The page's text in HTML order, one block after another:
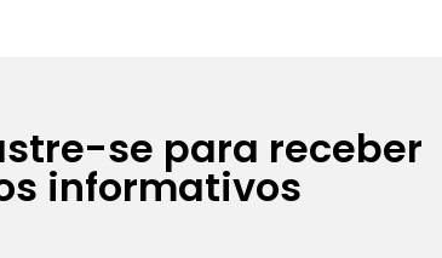
se para receber
informativos